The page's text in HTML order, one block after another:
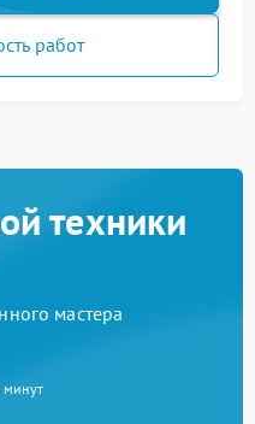
работ
техники
мастера
минут